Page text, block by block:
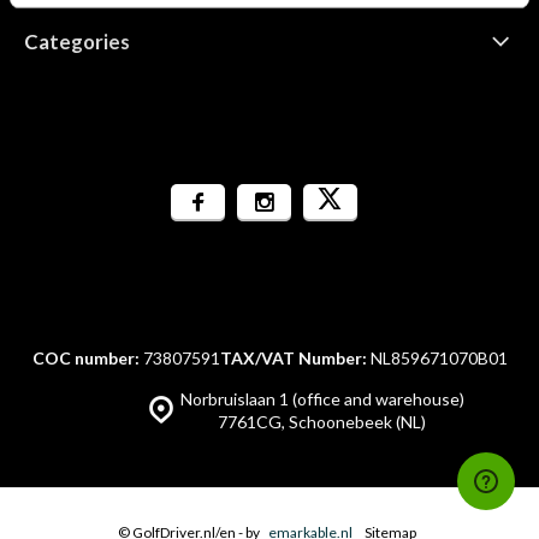
Categories
Norbruislaan 1 (office and warehouse)
7761CG, Schoonebeek (NL)
COC number: 73807591 TAX/VAT Number: NL859671070B01
© GolfDriver.nl/en - by emarkable.nl Sitemap